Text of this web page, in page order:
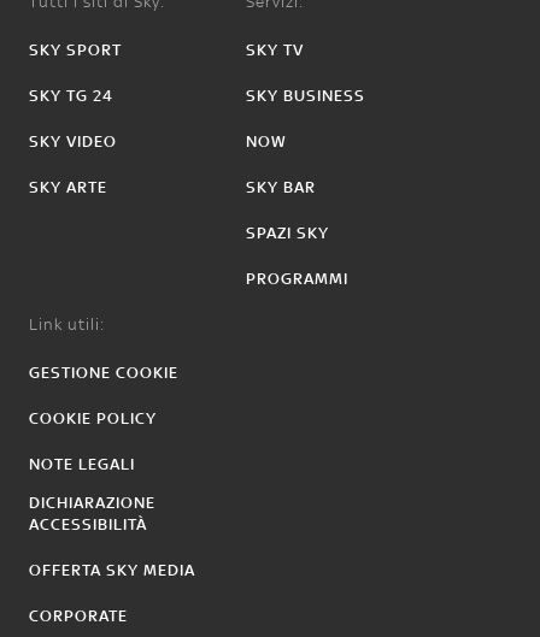
SKY SPORT
SKY TG 24
SKY VIDEO
SKY ARTE
SKY TV
SKY BUSINESS
NOW
SKY BAR
SPAZI SKY
PROGRAMMI
Link utili:
GESTIONE COOKIE
COOKIE POLICY
NOTE LEGALI
DICHIARAZIONE
ACCESSIBILITÀ
OFFERTA SKY MEDIA
CORPORATE